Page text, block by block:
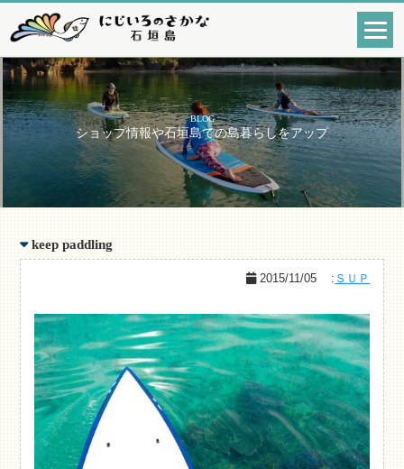
BLOG
ショップ情報や石垣島での島暮らしをアップ
keep paddling
2015/11/05 : ＳＵＰ